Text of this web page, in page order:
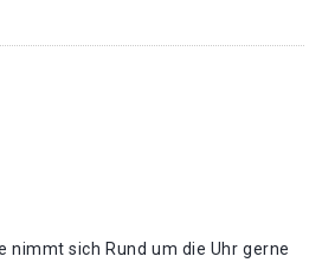
nimmt sich Rund um die Uhr gerne